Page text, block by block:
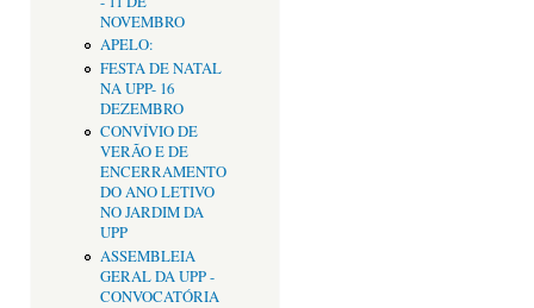
NOVEMBRO
APELO:
FESTA DE NATAL
NA UPP- 16
DEZEMBRO
CONVÍVIO DE
VERÃO E DE
ENCERRAMENTO
DO ANO LETIVO
NO JARDIM DA
UPP
ASSEMBLEIA
GERAL DA UPP -
CONVOCATÓRIA